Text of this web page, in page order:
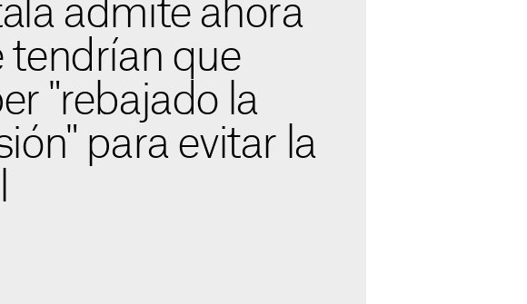
admite ahora
tendrían que
"rebajado la
para evitar la